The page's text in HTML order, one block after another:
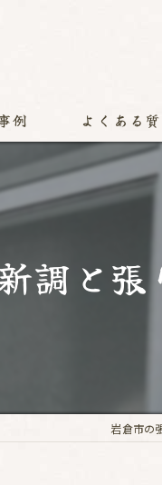
例 よくある
調と張
岩倉市の